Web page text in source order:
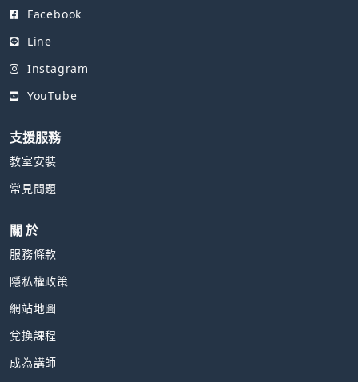
Facebook
Line
Instagram
YouTube
支援服務
教室安裝
常見問題
關 於
服務條款
隱私權政策
網站地圖
兌換課程
成為講師